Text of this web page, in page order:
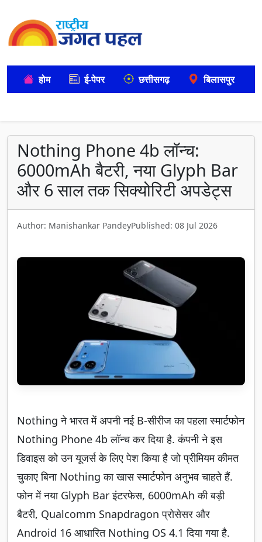
होम ई-पेपर छत्तीसगढ़ बिलासपुर
Nothing Phone 4b लॉन्च:
6000mAh बैटरी, नया Glyph Bar
और 6 साल तक सिक्योरिटी अपडेट्स
Author: Manishankar PandeyPublished: 08 Jul 2026
Nothing ने भारत में अपनी नई B-सीरीज का पहला स्मार्टफोन
Nothing Phone 4b लॉन्च कर दिया है. कंपनी ने इस
डिवाइस को उन यूजर्स के लिए पेश किया है जो प्रीमियम कीमत
चुकाए बिना Nothing का खास स्मार्टफोन अनुभव चाहते हैं.
फोन में नया Glyph Bar इंटरफेस, 6000mAh की बड़ी
बैटरी, Qualcomm Snapdragon प्रोसेसर और
Android 16 आधारित Nothing OS 4.1 दिया गया है.